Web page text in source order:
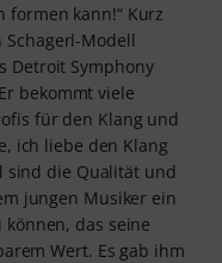
formen kann!“ Kurz
Schagerl-Modell
Detroit Symphony
bekommt viele
für den Klang und
ich liebe den Klang
sind die Qualität und
jungen Musiker ein
das seine
Wert. Es gab ihm